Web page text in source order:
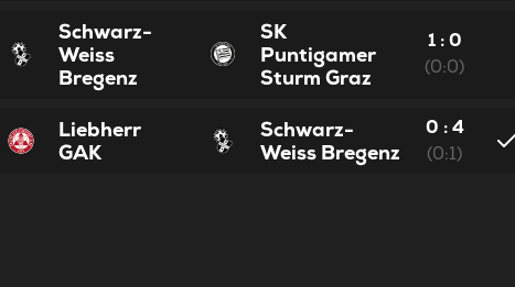
Schwarz-
Weiss
Bregenz
SK
Puntigamer
Sturm Graz
1 : 0
(0:0)
Liebherr
GAK
Schwarz-
Weiss Bregenz
0 : 4
(0:1)